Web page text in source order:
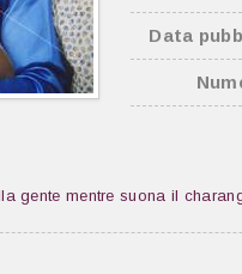
Data
gente mentre suona il